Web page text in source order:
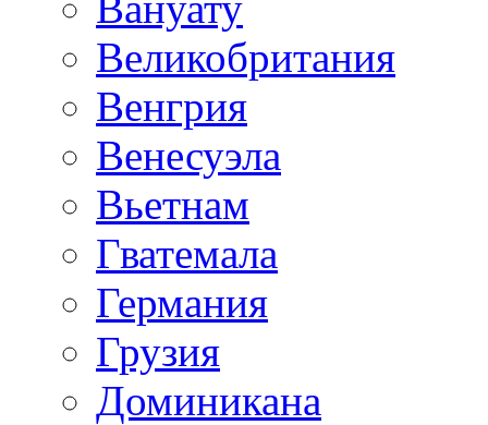
Великобритания
Венгрия
Венесуэла
Вьетнам
Гватемала
Германия
Грузия
Доминикана